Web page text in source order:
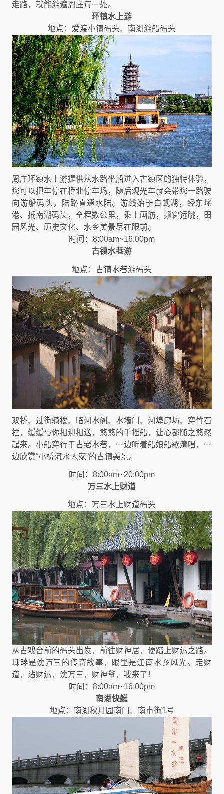
走路，就能游遍周庄每一处。
环镇水上游
地点：爱渡小镇码头、南湖游船码头
周庄环镇水上游提供从水路坐船进入古镇区的独特体验，
您可以把车停在桥北停车场，随后观光车就会带您一路驶
向游船码头，陆路直通水陆。游线始于白蚬湖，经东垞
港、抵南湖码头，全程数公里，乘上画舫，频窗远眺，田
园风光、历史文化、水乡美景尽在眼前。
时间：8:00am~16:00pm
古镇水巷游
地点：古镇水巷游码头
双桥、过街骑楼、临河水阁、水墙门、河埠廊坊、穿竹石
栏，缓缓与你相迎相送，悠悠的手摇船，让心都随之悠然
起来。小船穿行于古老水巷，一边听着船娘船歌清唱，一
边欣赏“小桥流水人家”的古镇美景。
时间：8:00am~20:00pm
万三水上财道
地点：万三水上财道码头
从古戏台前的码头出发，前往财神居，便踏上财运之路。
耳畔是沈万三的传奇故事，眼里是江南水乡风光。走财
道，沾财运，沈万三，财神爷，我来了！
时间：8:00am~16:00pm
南湖快艇
地点：南湖秋月园南门、南市街1号